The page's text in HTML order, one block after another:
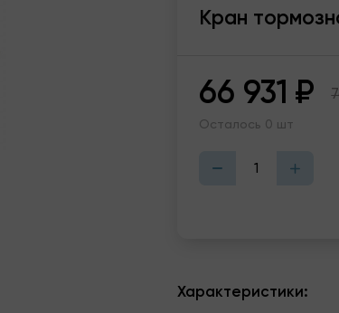
Характеристики:
Кран
66 931 ₽
Осталось 0 шт